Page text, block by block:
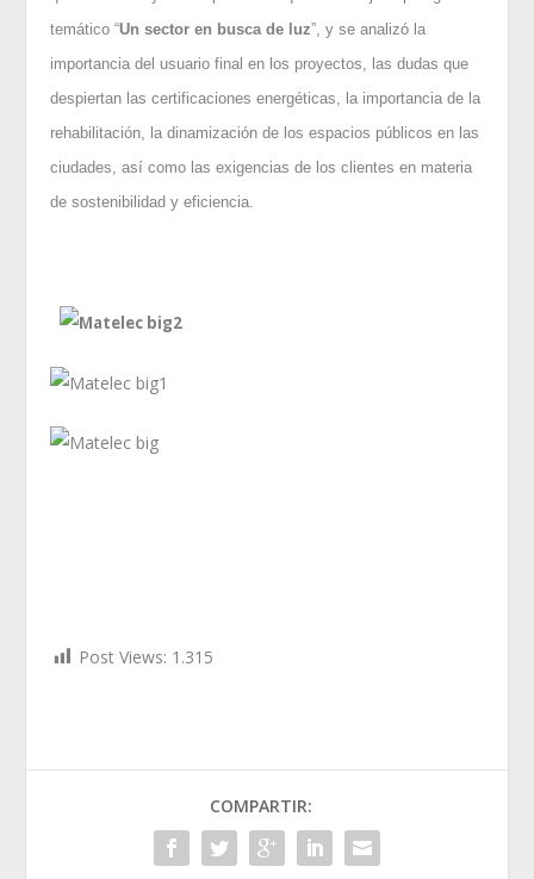
temático “Un sector en busca de luz”, y se analizó la
importancia del usuario final en los proyectos, las dudas que
despiertan las certificaciones energéticas, la importancia de la
rehabilitación, la dinamización de los espacios públicos en las
ciudades, así como las exigencias de los clientes en materia
de sostenibilidad y eficiencia.
Post Views: 1.315
COMPARTIR: